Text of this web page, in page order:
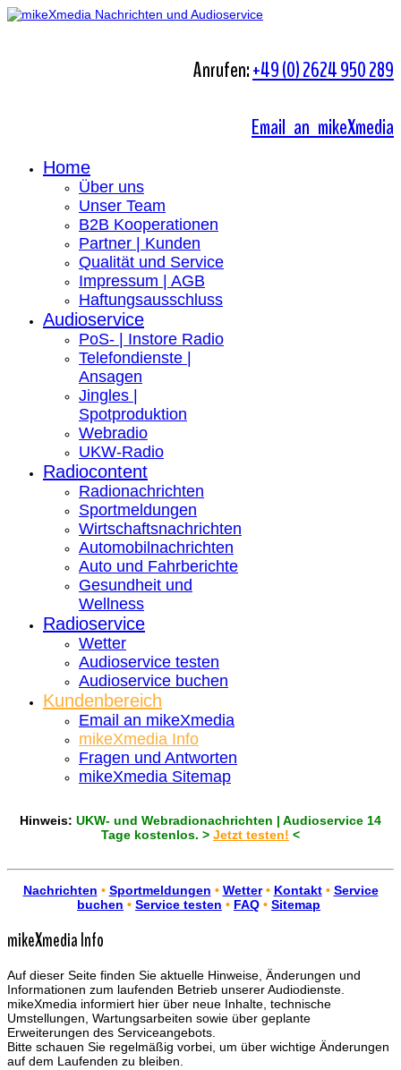
Anrufen:+49 (0) 2624 950 289
Email an mikeXmedia
Home
Über uns
Unser Team
B2B Kooperationen
Partner | Kunden
Qualität und Service
Impressum | AGB
Haftungsausschluss
Audioservice
PoS- | Instore Radio
Telefondienste |
Ansagen
Jingles |
Spotproduktion
Webradio
UKW-Radio
Radiocontent
Radionachrichten
Sportmeldungen
Wirtschaftsnachrichten
Automobilnachrichten
Auto und Fahrberichte
Gesundheit und
Wellness
Radioservice
Wetter
Audioservice testen
Audioservice buchen
Kundenbereich
Email an mikeXmedia
mikeXmedia Info
Fragen und Antworten
mikeXmedia Sitemap
Hinweis: UKW- und Webradionachrichten | Audioservice 14
Tage kostenlos. > Jetzt testen! <
Nachrichten • Sportmeldungen • Wetter• Kontakt • Service
buchen • Service testen • FAQ • Sitemap
mikeXmedia Info
Auf dieser Seite finden Sie aktuelle Hinweise, Änderungen und
Informationen zum laufenden Betrieb unserer Audiodienste.
mikeXmedia informiert hier über neue Inhalte, technische
Umstellungen, Wartungsarbeiten sowie über geplante
Erweiterungen des Serviceangebots.
Bitte schauen Sie regelmäßig vorbei, um über wichtige Änderungen
auf dem Laufenden zu bleiben.